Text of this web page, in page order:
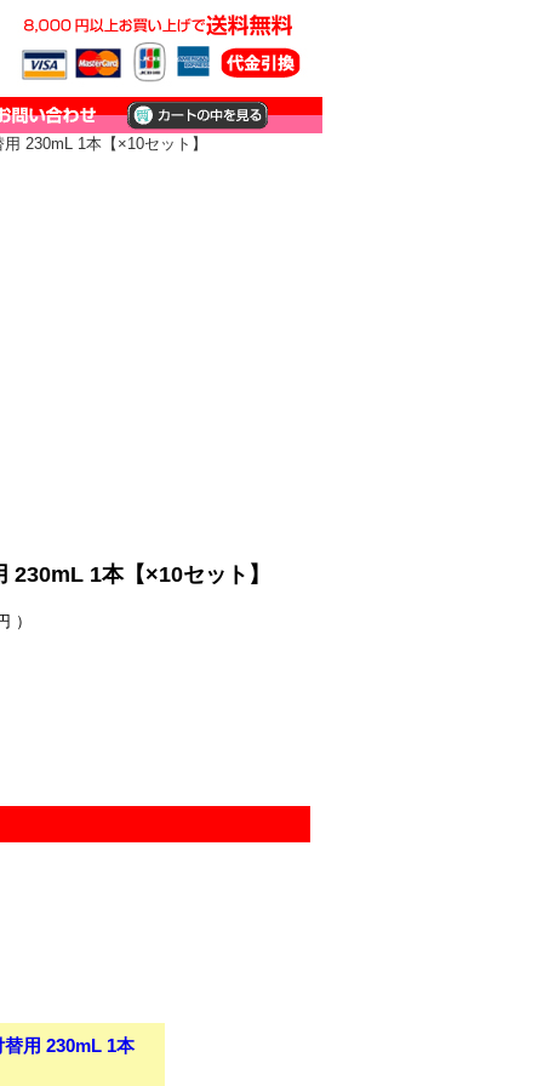
230mL 1本【×10セット】
230mL 1本【×10セット】
）
替用 230mL 1本